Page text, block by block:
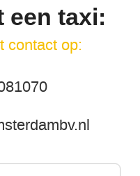
een taxi:
contact op: